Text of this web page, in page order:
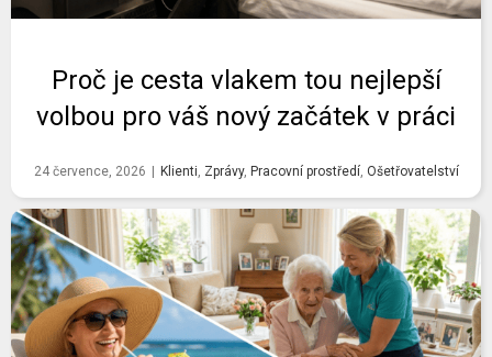
Proč je cesta vlakem tou nejlepší
volbou pro váš nový začátek v práci
24 července, 2026 Klienti, Zprávy, Pracovní prostředí, Ošetřovatelství